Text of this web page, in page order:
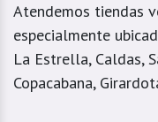
Atendemos tiendas
especialmente
La Estrella, Caldas,
Copacabana,